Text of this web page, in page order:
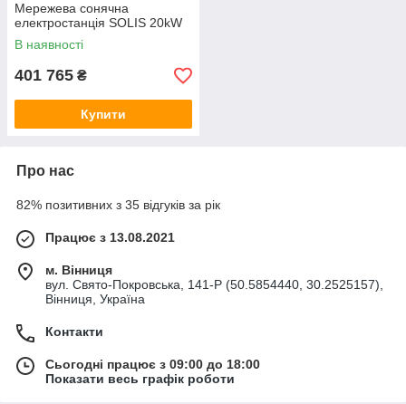
Мережева сонячна
електростанція SOLIS 20kW
В наявності
401 765 ₴
Купити
Про нас
82% позитивних з 35 відгуків за рік
Працює з 13.08.2021
м. Вінниця
вул. Свято-Покровська, 141-Р (50.5854440, 30.2525157),
Вінниця, Україна
Контакти
Сьогодні працює з 09:00 до 18:00
Показати весь графік роботи